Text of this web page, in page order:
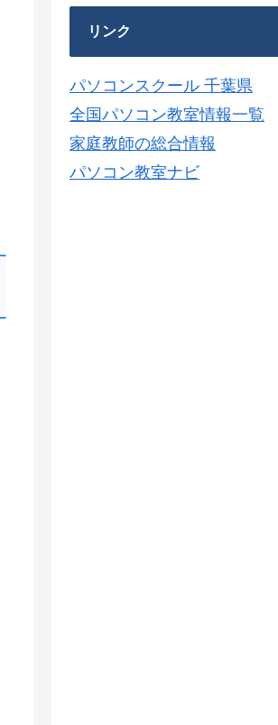
リンク
パソコンスクール 千葉県
全国パソコン教室情報一覧
家庭教師の総合情報
パソコン教室ナビ